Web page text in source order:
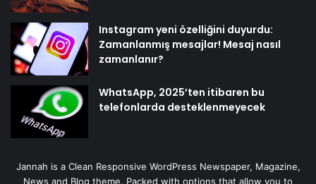
Instagram yeni özelliğini duyurdu:
Zamanlanmış mesajlar! Mesaj nasıl
zamanlanır?
WhatsApp, 2025’ten itibaren bu
telefonlarda desteklenmeyecek
Jannah is a Clean Responsive WordPress Newspaper, Magazine,
News and Blog theme. Packed with options that allow you to